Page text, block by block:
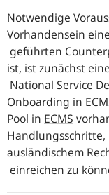
Notwendige
Vorhandensein
geführten
ist, ist zunächst
National Service
Onboarding in
Pool in ECMS
ausländischem
einreichen zu